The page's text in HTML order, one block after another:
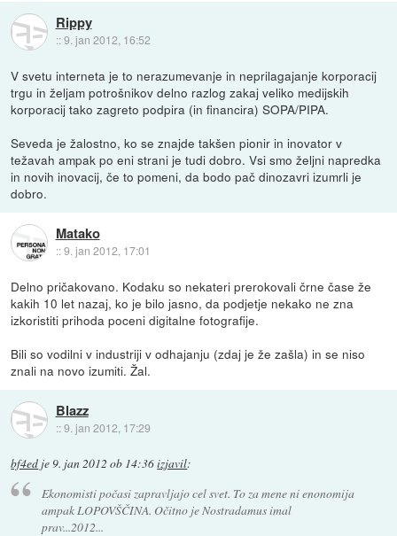
Rippy
::9. jan 2012, 16:52
V svetu interneta je to nerazumevanje in neprilagajanje korporacij
trgu in željam potrošnikov delno razlog zakaj veliko medijskih
korporacij tako zagreto podpira (in financira) SOPA/PIPA.
Seveda je žalostno, ko se znajde takšen pionir in inovator v
težavah ampak po eni strani je tudi dobro. Vsi smo željni napredka
in novih inovacij, če to pomeni, da bodo pač dinozavri izumrli je
dobro.
Matako
::9. jan 2012, 17:01
Delno pričakovano. Kodaku so nekateri prerokovali črne čase že
kakih 10 let nazaj, ko je bilo jasno, da podjetje nekako ne zna
izkoristiti prihoda poceni digitalne fotografije.
Bili so vodilni v industriji v odhajanju (zdaj je že zašla) in se niso
znali na novo izumiti. Žal.
Blazz
::9. jan 2012, 17:29
bf4ed je9. jan 2012 ob 14:36izjavil:
Ekonomisti počasi zapravljajo cel svet. To za mene ni enonomija
ampak LOPOVŠČINA. Očitno je Nostradamus imal
prav...2012...